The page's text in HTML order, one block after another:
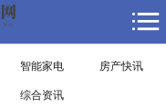
智能家电 房产快讯
综合资讯